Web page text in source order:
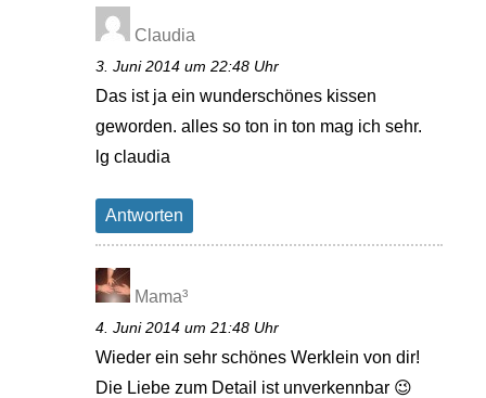
Claudia
3. Juni 2014 um 22:48 Uhr
Das ist ja ein wunderschönes kissen
geworden. alles so ton in ton mag ich sehr.
lg claudia
Antworten
Mama³
4. Juni 2014 um 21:48 Uhr
Wieder ein sehr schönes Werklein von dir!
Die Liebe zum Detail ist unverkennbar 😉